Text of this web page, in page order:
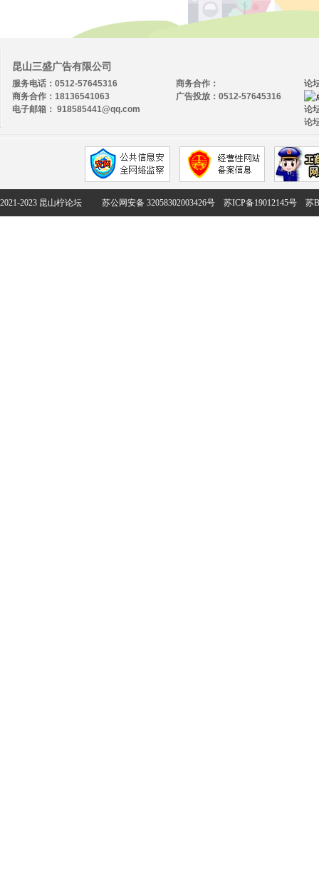
昆山三盛广告有限公司
服务电话：0512-57645316
商务合作：18136541063
电子邮箱： 918585441@qq.com
论
论
论
商务合作：
广告投放：0512-57645316
2021-2023 昆山柠论坛 苏公网安备 32058302003426号 苏ICP备19012145号 苏